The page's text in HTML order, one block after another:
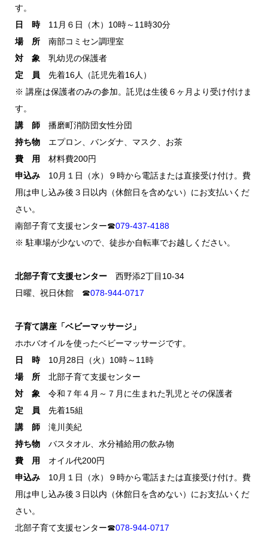
す。
日 時11月６日（木）10時～11時30分
場 所 南部コミセン調理室
対 象 乳幼児の保護者
定 員 先着16人（託児先着16人）
※ 講座は保護者のみの参加。託児は生後６ヶ月より受け付けま
す。
講 師 播磨町消防団女性分団
持ち物 エプロン、バンダナ、マスク、お茶
費 用
材料費200円
申込み 10月１日（水）９時から電話または直接受け付け。費
用は申し込み後３日以内（休館日を含めない）にお支払いくだ
さい。
南部子育て支援センター☎079-437-4188
※ 駐車場が少ないので、徒歩か自転車でお越しください。
北部子育て支援センター 西野添2丁目10-34
日曜、祝日休館 ☎078‐944‐0717
子育て講座「ベビーマッサージ」
ホホバオイルを使ったベビーマッサージです。
日 時10月28日（火）10時～11時
場 所 北部子育て支援センター
対 象 令和７年４月～７月に生まれた乳児とその保護者
定 員 先着15組
講 師 滝川美紀
持ち物 バスタオル、水分補給用の飲み物
費 用
オイル代200円
申込み 10月１日（水）９時から電話または直接受け付け。費
用は申し込み後３日以内（休館日を含めない）にお支払いくだ
さい。
北部子育て支援センター☎078-944-0717